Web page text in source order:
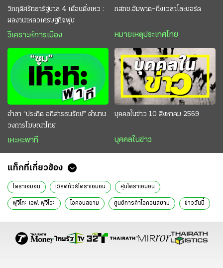
วิกฤติศรัทธารัฐบาล 4 เดือนดิ่งเหว :
ผลงานเหลวเศรษฐกิจฟุบ
วิเคราะห์การเมือง
กสทช.อัมพาต–ถึงเวลาโละบอร์ด
หมายเหตุประเทศไทย
อำลา “ประกิต อภิสารธนรักษ์” ตำนาน
วงการโฆษณาไทย
เหะหะพาที
บุคคลในข่าว 10 สิงหาคม 2569
บุคคลในข่าว
แท็กที่เกี่ยวข้อง
โดราเอมอน เวิลด์ทัวร์โดราเอมอน หุ่นโดราเอมอน
ฟุจิโกะ เอฟ. ฟุจิโอะ ไอคอนสยาม ศูนย์การค้าไอคอนสยาม ข่าววันนี้